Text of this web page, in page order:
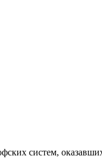
систем,